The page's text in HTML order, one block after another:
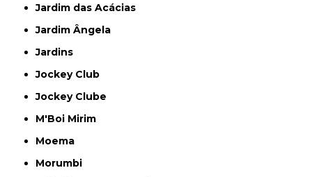
Jardim das Acácias
Jardim Ângela
Jardins
Jockey Club
Jockey Clube
M'Boi Mirim
Moema
Morumbi